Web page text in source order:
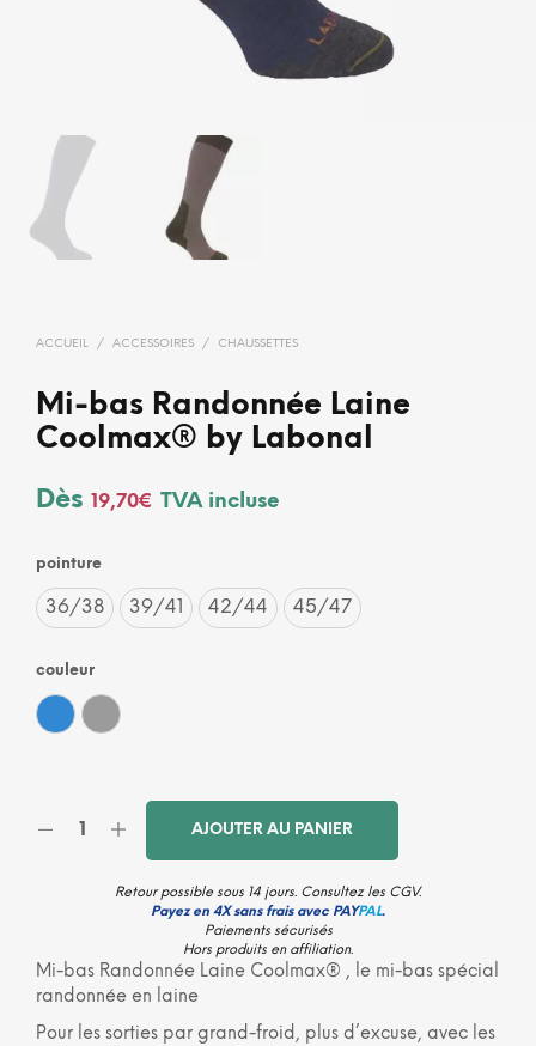
ACCUEIL / ACCESSOIRES / CHAUSSETTES
Mi-bas Randonnée Laine
Coolmax® by Labonal
Dès 19,70€ TVA incluse
pointure
36/38 39/41 42/44 45/47
couleur
Bleu Gris
AJOUTER AU PANIER
Retour possible sous 14 jours. Consultez les CGV.
Payez en 4X sans frais avec PAYPAL.
Paiements sécurisés
Hors produits en affiliation.
Mi-bas Randonnée Laine Coolmax® , le mi-bas spécial
randonnée en laine
Pour les sorties par grand-froid, plus d’excuse, avec les